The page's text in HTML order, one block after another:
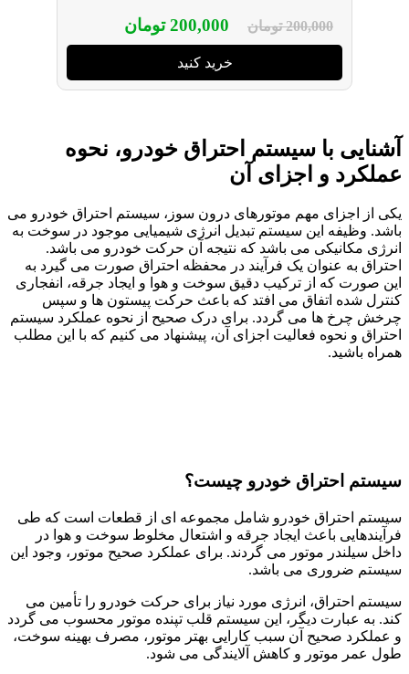
200,000 تومان 200,000 تومان
خرید کنید
آشنایی با سیستم احتراق خودرو، نحوه
عملکرد و اجزای آن
یکی از اجزای مهم موتورهای درون سوز، سیستم احتراق خودرو می
باشد. وظیفه این سیستم تبدیل انرژی شیمیایی موجود در سوخت به
انرژی مکانیکی می باشد که نتیجه آن حرکت خودرو می باشد.
احتراق به عنوان یک فرآیند در محفظه احتراق صورت می گیرد به
این صورت که از ترکیب دقیق سوخت و هوا و ایجاد جرقه، انفجاری
کنترل شده اتفاق می افتد که باعث حرکت پیستون ها و سپس
چرخش چرخ ها می گردد. برای درک صحیح از نحوه عملکرد سیستم
احتراق و نحوه فعالیت اجزای آن، پیشنهاد می کنیم که با این مطلب
همراه باشید.
سیستم احتراق خودرو چیست؟
سیستم احتراق خودرو شامل مجموعه ای از قطعات است که طی
فرآیندهایی باعث ایجاد جرقه و اشتعال مخلوط سوخت و هوا در
داخل سیلندر موتور می گردند. برای عملکرد صحیح موتور، وجود این
سیستم ضروری می باشد.
سیستم احتراق، انرژی مورد نیاز برای حرکت خودرو را تأمین می
کند. به عبارت دیگر، این سیستم قلب تپنده موتور محسوب می گردد
و عملکرد صحیح آن سبب کارایی بهتر موتور، مصرف بهینه سوخت،
طول عمر موتور و کاهش آلایندگی می شود.